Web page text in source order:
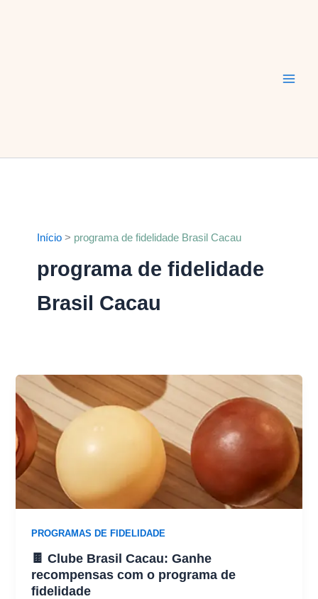
Início programa de fidelidade Brasil Cacau
programa de fidelidade
Brasil Cacau
PROGRAMAS DE FIDELIDADE
🍫 Clube Brasil Cacau: Ganhe
recompensas com o programa de
fidelidade